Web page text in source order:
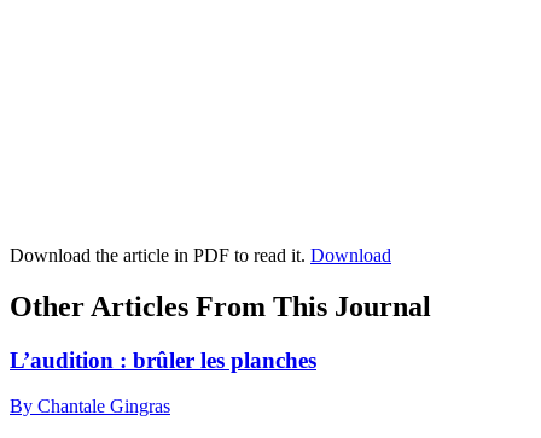
Download the article in PDF to read it. Download
Other Articles From This Journal
L’audition : brûler les planches
By Chantale Gingras